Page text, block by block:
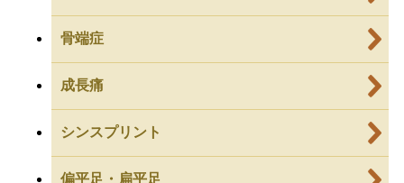
骨端症
成長痛
シンスプリント
偏平足・扁平足